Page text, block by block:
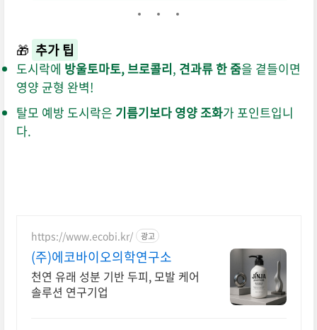
🎁 추가 팁
도시락에 방울토마토, 브로콜리, 견과류 한 줌을 곁들이면
영양 균형 완벽!
탈모 예방 도시락은 기름기보다 영양 조화가 포인트입니
다.
https://www.ecobi.kr/ 광고
(주)에코바이오의학연구소
천연 유래 성분 기반 두피, 모발 케어
솔루션 연구기업